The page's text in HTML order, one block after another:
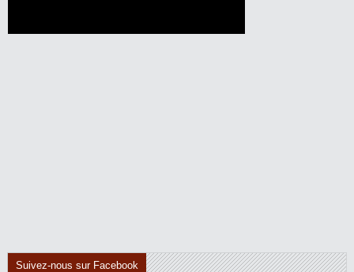
Suivez-nous sur Facebook